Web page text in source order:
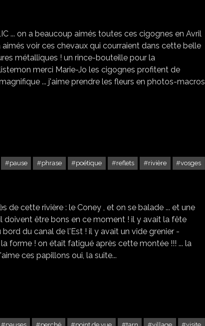
... on a beaucoup aimés toutes ces cigognes en Avril
aimés voir ces chevaux qui courraient dans cette belle
métalliques ! un rince-bouteille pour la
merci Marie-Jo les cigognes profitent de
... j'aime prendre les fleurs en photos-macros
pause phrase poétique reflets rivière
vosges
de cette rivière : le Coney , et on se balade ... et une
doivent être bons en ce moment ! il y avait la fête
du canal de l'Est ! il y avait un vide grenier -
la forme ! on était fatigué après cette montée !!! ... la
ces papillons oui, la suite...